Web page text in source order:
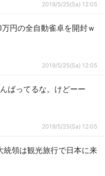
2019/5/25(Sa) 12:05
円の全自動雀卓を開封ｗ
2019/5/25(Sa) 12:05
ばってるな。けどーー
2019/5/25(Sa) 12:05
統領は観光旅行で日本に来